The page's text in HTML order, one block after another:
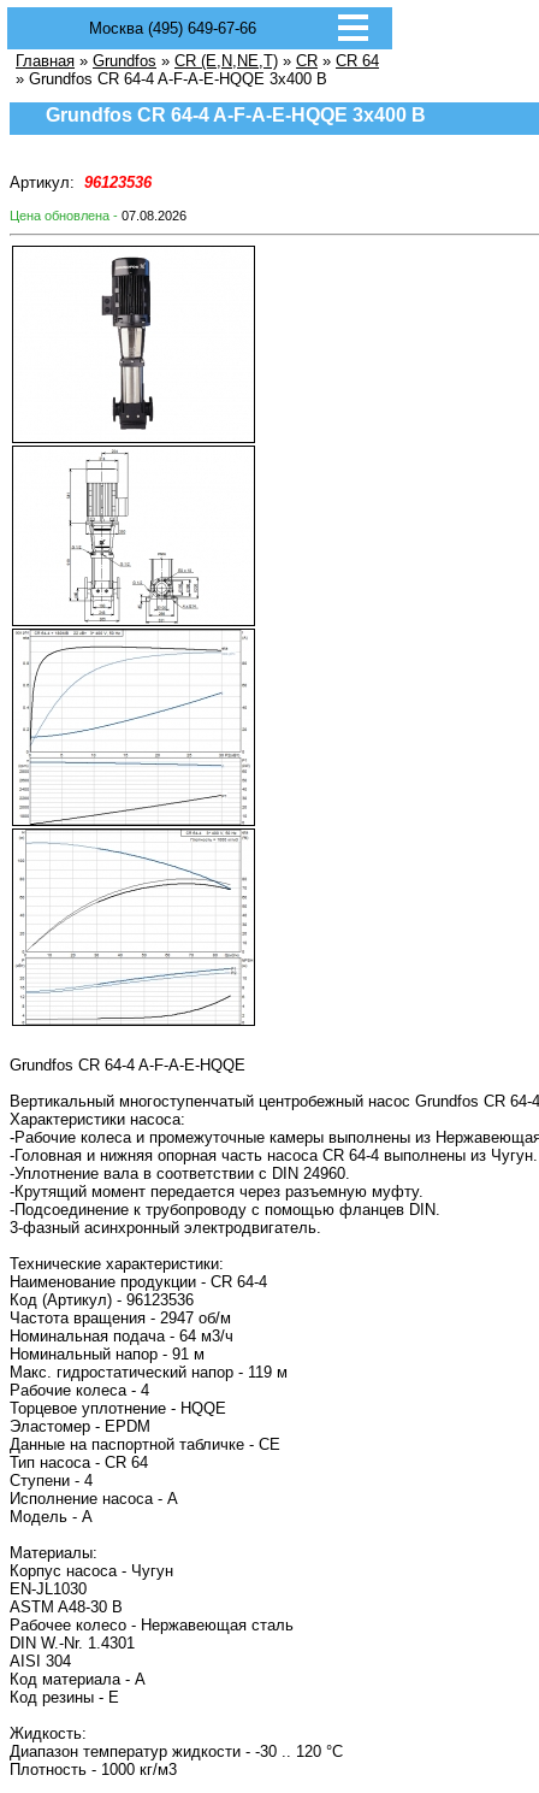
Москва (495) 649-67-66
Главная » Grundfos » CR (E,N,NE,T) » CR » CR 64
» Grundfos CR 64-4 A-F-A-E-HQQE 3х400 В
Grundfos CR 64-4 A-F-A-E-HQQE 3х400 В
Артикул: 96123536
Цена обновлена - 07.08.2026
Grundfos CR 64-4 A-F-A-E-HQQE
Вертикальный многоступенчатый центробежный насос Grundfos CR
Характеристики насоса:
-Рабочие колеса и промежуточные камеры выполнены из
-Головная и нижняя опорная часть насоса CR 64-4 выполнены из Чугун.
-Уплотнение вала в соответствии с DIN 24960.
-Крутящий момент передается через разъемную муфту.
-Подсоединение к трубопроводу с помощью фланцев DIN.
3-фазный асинхронный электродвигатель.
Технические характеристики:
Наименование продукции - CR 64-4
Код (Артикул) - 96123536
Частота вращения - 2947 об/м
Номинальная подача - 64 м3/ч
Номинальный напор - 91 м
Макс. гидростатический напор - 119 м
Рабочие колеса - 4
Торцевое уплотнение - HQQE
Эластомер - EPDM
Данные на паспортной табличке - CE
Тип насоса - CR 64
Ступени - 4
Исполнение насоса - A
Модель - A
Материалы:
Корпус насоса - Чугун
EN-JL1030
ASTM A48-30 B
Рабочее колесо - Нержавеющая сталь
DIN W.-Nr. 1.4301
AISI 304
Код материала - A
Код резины - E
Жидкость:
Диапазон температур жидкости - -30 .. 120 °C
Плотность - 1000 кг/м3